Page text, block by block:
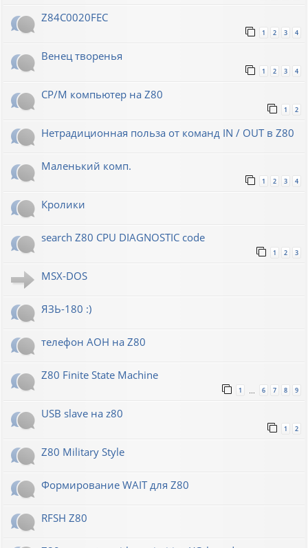
Z84C0020FEC
1 2 3 4
Венец творенья
1 2 3 4
CP/M компьютер на Z80
1 2
Нетрадиционная польза от команд IN / OUT в Z80
Маленький комп.
1 2 3 4
Кролики
search Z80 CPU DIAGNOSTIC code
1 2 3
MSX-DOS
ЯЗЬ-180 :)
телефон АОН на Z80
Z80 Finite State Machine
1 … 6 7 8 9
USB slave на z80
1 2
Z80 Military Style
Формирование WAIT для Z80
RFSH Z80